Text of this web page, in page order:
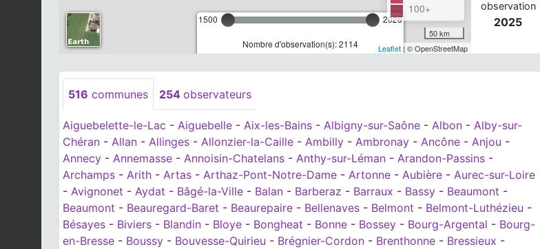
1500 2026
Nombre d'observation(s): 2114
100+
50 km
Leaflet| © OpenStreetMap
observation
2025
516 communes 254 observateurs
Aiguebelette-le-Lac - Aiguebelle - Aix-les-Bains - Albigny-sur-Saône - Albon - Alby-sur-
Chéran - Allan - Allinges - Allonzier-la-Caille - Ambilly - Ambronay - Ancône - Anjou -
Annecy - Annemasse - Annoisin-Chatelans - Anthy-sur-Léman - Arandon-Passins -
Archamps - Arith - Artas - Arthaz-Pont-Notre-Dame - Artonne - Aubière - Aurec-sur-Loire
- Avignonet - Aydat - Bâgé-la-Ville - Balan - Barberaz - Barraux - Bassy - Beaumont -
Beaumont - Beauregard-Baret - Beaurepaire - Bellenaves - Belmont - Belmont-Luthézieu -
Bésayes - Biviers - Blandin - Bloye - Bongheat - Bonne - Bossey - Bourg-Argental - Bourg-
en-Bresse - Boussy - Bouvesse-Quirieu - Brégnier-Cordon - Brenthonne - Bressieux -